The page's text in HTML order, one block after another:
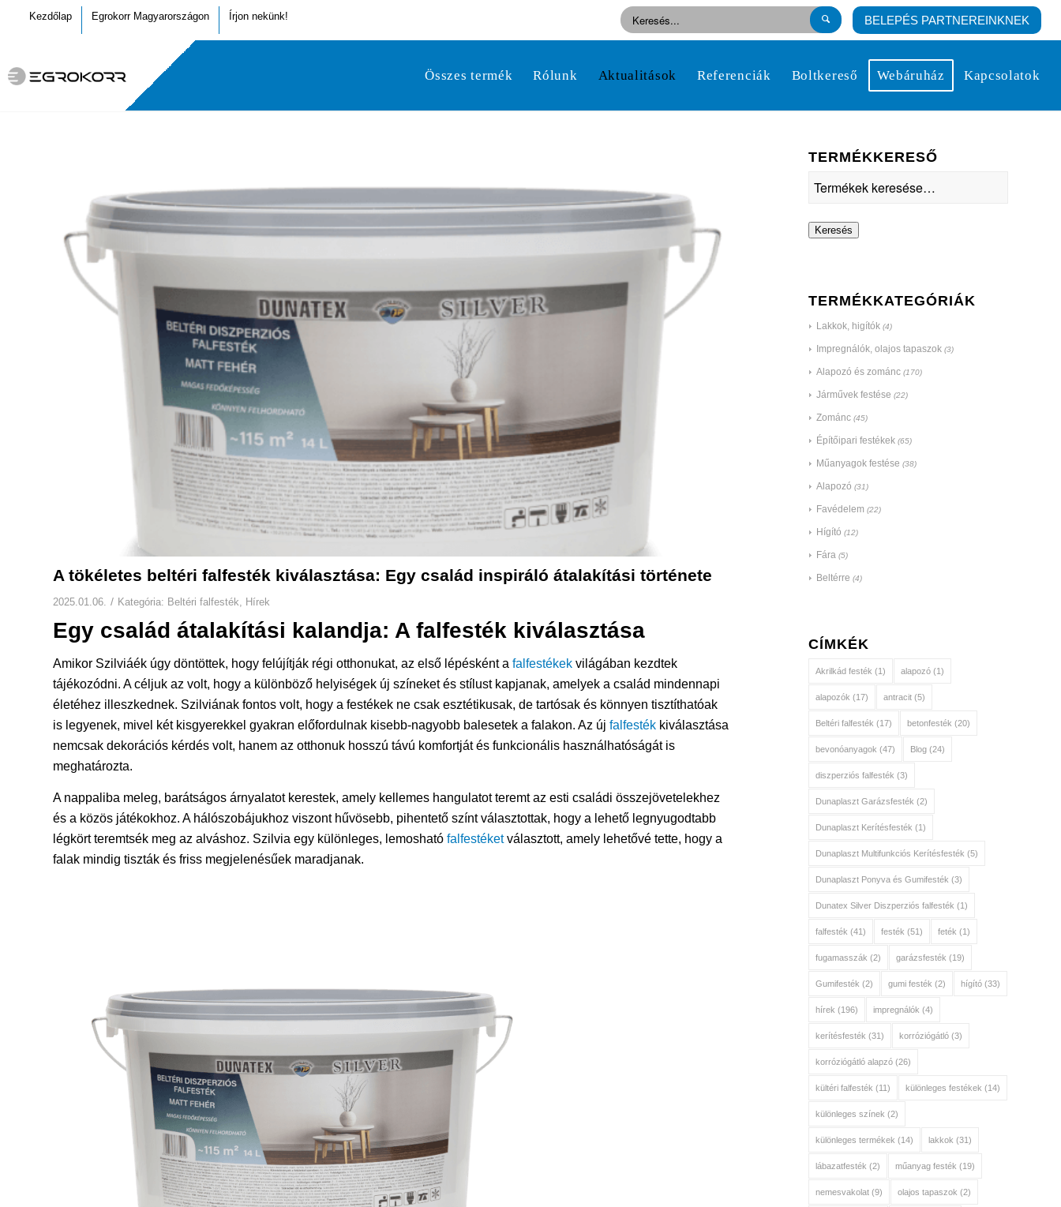
Kezdőlap Egrokorr Magyarországon Írjon nekünk! BELEPÉS PARTNEREINKNEK
Összes termék Rólunk Aktualitások Referenciák Boltkereső Webáruház Kapcsolatok
A tökéletes beltéri falfesték kiválasztása: Egy család inspiráló átalakítási története
2025.01.06. / Kategória: Beltéri falfesték, Hírek
Egy család átalakítási kalandja: A falfesték kiválasztása
Amikor Szilviáék úgy döntöttek, hogy felújítják régi otthonukat, az első lépésként a falfestékek világában kezdtek
tájékozódni. A céljuk az volt, hogy a különböző helyiségek új színeket és stílust kapjanak, amelyek a család mindennapi
életéhez illeszkednek. Szilviának fontos volt, hogy a festékek ne csak esztétikusak, de tartósak és könnyen tisztíthatóak
is legyenek, mivel két kisgyerekkel gyakran előfordulnak kisebb-nagyobb balesetek a falakon. Az új falfesték kiválasztása
nemcsak dekorációs kérdés volt, hanem az otthonuk hosszú távú komfortját és funkcionális használhatóságát is
meghatározta.
A nappaliba meleg, barátságos árnyalatot kerestek, amely kellemes hangulatot teremt az esti családi összejövetelekhez
és a közös játékokhoz. A hálószobájukhoz viszont hűvösebb, pihentető színt választottak, hogy a lehető legnyugodtabb
légkört teremtsék meg az alváshoz. Szilvia egy különleges, lemosható falfestéketválasztott, amely lehetővé tette, hogy a
falak mindig tiszták és friss megjelenésűek maradjanak.
TERMÉKKERESŐ
Keresés
TERMÉKKATEGÓRIÁK
Lakkok, higítók (4)
Impregnálók, olajos tapaszok (3)
Alapozó és zománc (170)
Járművek festése (22)
Zománc (45)
Építőipari festékek (65)
Műanyagok festése (38)
Alapozó (31)
Favédelem (22)
Hígító (12)
Fára (5)
Beltérre (4)
CÍMKÉK
Akrilkád festék (1) alapozó(1)
alapozók (17) antracit(5)
Beltéri falfesték (17) betonfesték (20)
bevonóanyagok (47) Blog(24)
diszperziós falfesték (3)
Dunaplaszt Garázsfesték (2)
Dunaplaszt Kerítésfesték (1)
Dunaplaszt Multifunkciós Kerítésfesték (5)
Dunaplaszt Ponyva és Gumifesték (3)
Dunatex Silver Diszperziós falfesték (1)
falfesték (41) festék (51) feték (1)
fugamasszák (2) garázsfesték (19)
Gumifesték (2) gumi festék (2) hígító(33)
hírek (196) impregnálók (4)
kerítésfesték (31) korróziógátló(3)
korróziógátló alapzó(26)
kültéri falfesték (11) különleges festékek (14)
különleges színek (2)
különleges termékek (14) lakkok (31)
lábazatfesték (2) műanyag festék (19)
nemesvakolat(9) olajos tapaszok (2)